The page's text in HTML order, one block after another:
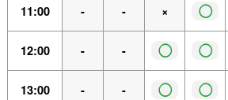
11:00 - - × ◯
12:00 - - ◯ ◯
13:00 - - ◯ ◯